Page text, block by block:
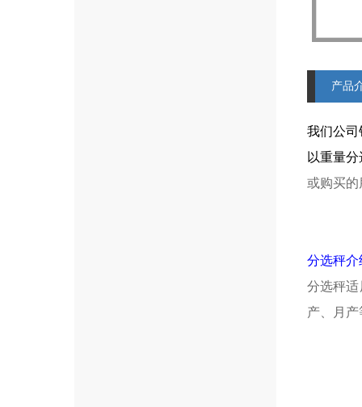
产品
我们公司
以重量
或购买的
分选秤介
分选秤
产、月